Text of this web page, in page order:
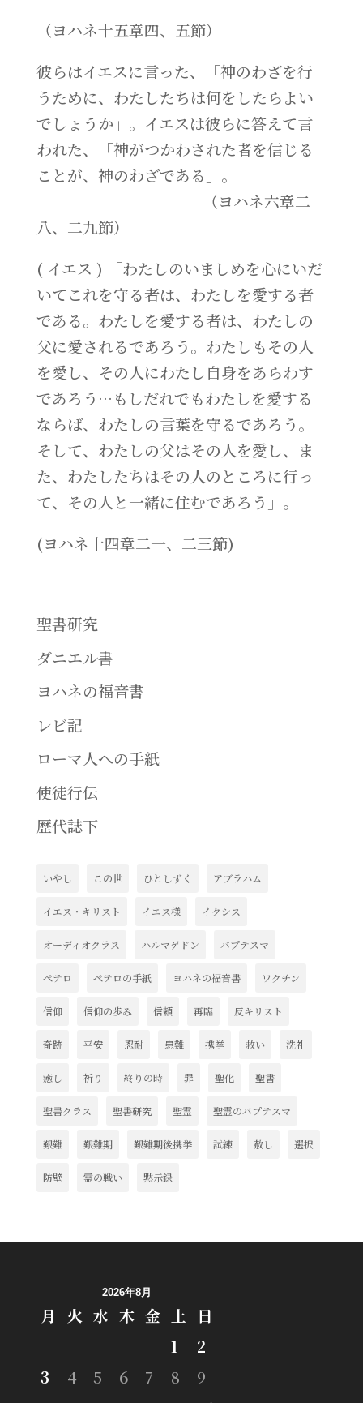
（ヨハネ十五章四、五節）
彼らはイエスに言った、「神のわざを行
うために、わたしたちは何をしたらよい
でしょうか」。イエスは彼らに答えて言
われた、「神がつかわされた者を信じる
ことが、神のわざである」。
（ヨハネ六章二
八、二九節）
( イエス ) 「わたしのいましめを心にいだ
いてこれを守る者は、わたしを愛する者
である。わたしを愛する者は、わたしの
父に愛されるであろう。わたしもその人
を愛し、その人にわたし自身をあらわす
であろう…もしだれでもわたしを愛する
ならば、わたしの言葉を守るであろう。
そして、わたしの父はその人を愛し、ま
た、わたしたちはその人のところに行っ
て、その人と一緒に住むであろう」。
(ヨハネ十四章二一、二三節)
聖書研究
ダニエル書
ヨハネの福音書
レビ記
ローマ人への手紙
使徒行伝
歴代誌下
いやし この世 ひとしずく アブラハム
イエス・キリスト イエス様 イクシス
オーディオクラス ハルマゲドン バプテスマ
ペテロ ペテロの手紙 ヨハネの福音書 ワクチン
信仰 信仰の歩み 信頼 再臨 反キリスト
奇跡 平安 忍耐 患難 携挙 救い 洗礼
癒し 祈り 終りの時 罪 聖化 聖書
聖書クラス 聖書研究 聖霊 聖霊のバプテスマ
艱難 艱難期 艱難期後携挙 試練 赦し 選択
防壁 霊の戦い 黙示録
2026年8月
月 火 水 木 金 土
日
1
2
3
4 5 6 7 8
9